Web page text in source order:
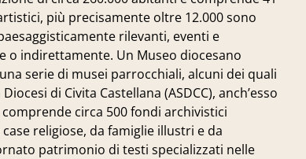
più precisamente oltre 12.000 sono
rilevanti, eventi e
indirettamente. Un Museo diocesano
serie di musei parrocchiali, alcuni dei quali
di Civita Castellana (ASDCC), anch’esso
comprende circa 500 fondi archivistici
religiose, da famiglie illustri e da
patrimonio di testi specializzati nelle